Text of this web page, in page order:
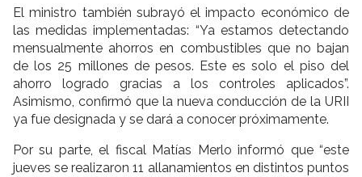
El ministro también subrayó el impacto económico de
las medidas implementadas: “Ya estamos detectando
mensualmente ahorros en combustibles que no bajan
de los 25 millones de pesos. Este es solo el piso del
ahorro logrado gracias a los controles aplicados”.
Asimismo, confirmó que la nueva conducción de la URII
ya fue designada y se dará a conocer próximamente.
Por su parte, el fiscal Matías Merlo informó que “este
jueves se realizaron 11 allanamientos en distintos puntos